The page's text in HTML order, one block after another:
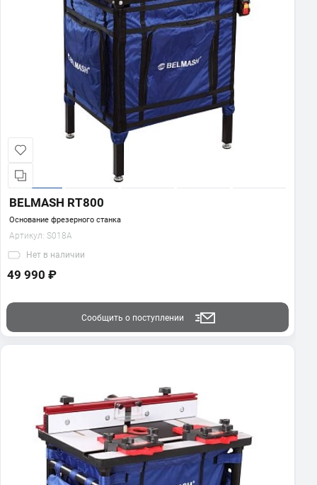
BELMASH RT800
Основание фрезерного станка
Артикул: S018A
Нет в наличии
49 990 ₽
Сообщить о поступлении